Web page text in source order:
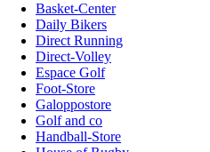
Basket-Center
Daily Bikers
Direct Running
Direct-Volley
Espace Golf
Foot-Store
Galoppostore
Golf and co
Handball-Store